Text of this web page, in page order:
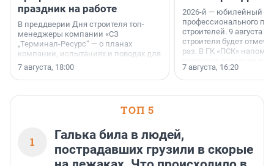
праздник на работе
В преддверии Дня строителя топ-
менеджеры компании «СЗ
„Терминал-Ресурс“ — о планах
компании, испытаниях и поводах для
осторожного оптимизма.
7 августа, 18:00
2026-й — юбилейный
профессионального
строителей. 9 августа
строителя будет
раз. В ГК «ПСК»
поменялась роль
7 августа, 16:20
ТОП 5
1
Галька била в людей,
пострадавших грузили в скорые